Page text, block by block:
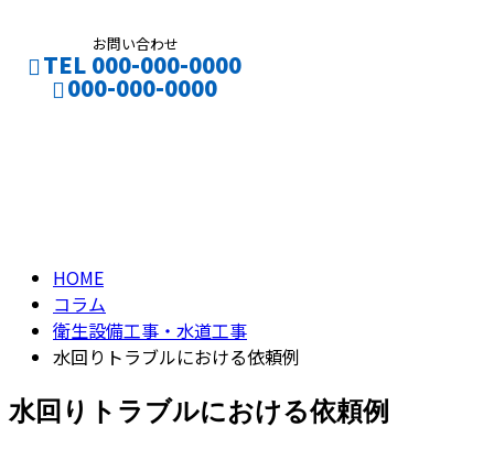
お問い合わせ
TEL 000-000-0000
000-000-0000
HOME
コラム
衛生設備工事・水道工事
水回りトラブルにおける依頼例
水回りトラブルにおける依頼例